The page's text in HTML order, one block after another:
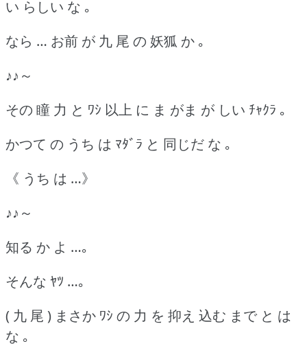
い らしい な ｡
なら … お前 が 九 尾 の 妖狐 か ｡
♪♪～
その 瞳 力 と ﾜｼ 以上 に ま がま が しい ﾁｬｸﾗ ｡
かつて の うち は ﾏﾀﾞﾗ と 同じだ な ｡
《 うち は …》
♪♪～
知る か よ …｡
そんな ﾔﾂ …｡
( 九 尾 ) まさか ﾜｼ の 力 を 抑え 込む まで と は
な ｡